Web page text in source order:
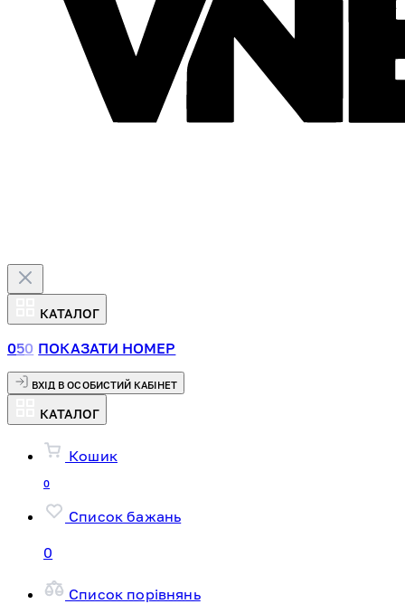
КАТАЛОГ
050 ПОКАЗАТИ НОМЕР
ВХІД В ОСОБИСТИЙ КАБІНЕТ
КАТАЛОГ
Кошик
0
Список бажань
0
Список порівнянь